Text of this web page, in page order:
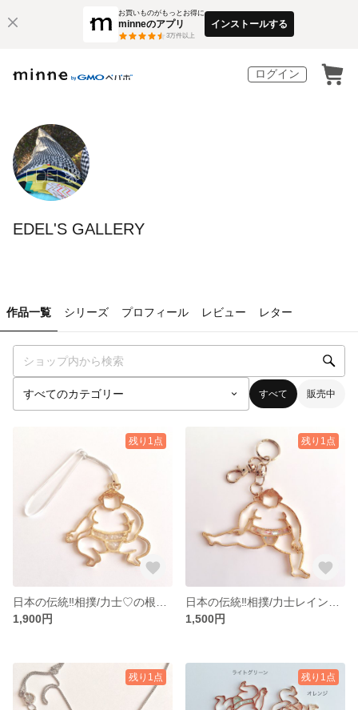
お買いものがもっとお得に
minneのアプリ
3万件以上
インストールする
ログイン
EDEL'S GALLERY
作品一覧 シリーズ プロフィール レビュー レター
すべて 販売中
残り1点
1,900円
残り1点
1,500円
残り1点 残り1点